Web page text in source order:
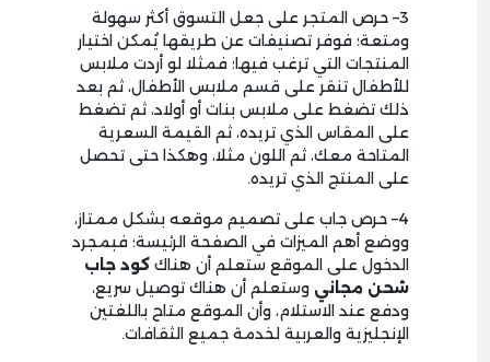
3– حرص المتجر على جعل التسوق أكثر سهولة
ومتعة؛ فوفر تصنيفات عن طريقها يُمكن اختيار
المنتجات التي ترغب فيها؛ فمثلا لو أردت ملابس
للأطفال تنقر على قسم ملابس الأطفال، ثم بعد
ذلك تضغط على ملابس بنات أو أولاد، ثم تضغط
على المقاس الذي تريده، ثم القيمة السعرية
المتاحة معك، ثم اللون مثلا، وهكذا حتى تحصل
على المنتج الذي تريده.
4– حرص جاب على تصميم موقعه بشكل ممتاز،
ووضع أهم الميزات في الصفحة الرئيسة؛ فبمجرد
الدخول على الموقع ستعلم أن هناك كود جاب
شحن مجاني وستعلم أن هناك توصيل سريع،
ودفع عند الاستلام، وأن الموقع متاح باللغتين
الإنجليزية والعربية لخدمة جميع الثقافات.